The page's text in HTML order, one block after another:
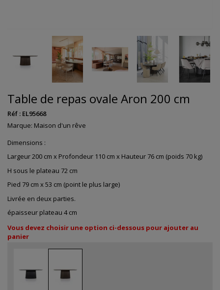
Table de repas ovale Aron 200 cm
Réf : EL95668
Marque: Maison d'un rêve
Dimensions :
Largeur 200 cm x Profondeur 110 cm x Hauteur 76 cm (poids 70 kg)
H sous le plateau 72 cm
Pied 79 cm x 53 cm (point le plus large)
Livrée en deux parties.
épaisseur plateau 4 cm
Vous devez choisir une option ci-dessous pour ajouter au
panier